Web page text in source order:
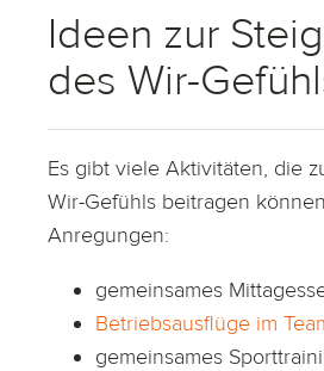
Ideen zur
des Wir-
Es gibt viele Aktivitäten, die
Wir-Gefühls beitragen
Anregungen:
gemeinsames
Betriebsausflüge im
gemeinsames